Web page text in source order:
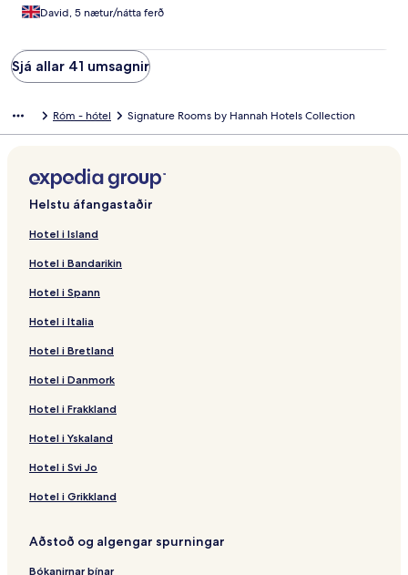
David, 5 nætur/nátta ferð
Sjá allar 41 umsagnir
Róm - hótel Signature Rooms by Hannah Hotels Collection
Helstu áfangastaðir
Hotel i Island
Hotel i Bandarikin
Hotel i Spann
Hotel i Italia
Hotel i Bretland
Hotel i Danmork
Hotel i Frakkland
Hotel i Yskaland
Hotel i Svi Jo
Hotel i Grikkland
Aðstoð og algengar spurningar
Bókanirnar þínar